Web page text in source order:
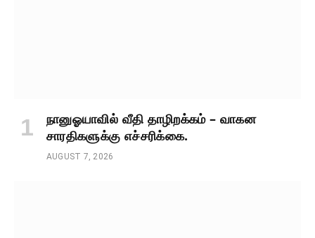
நானுஓயாவில் வீதி தாழிறக்கம் – வாகன
சாரதிகளுக்கு எச்சரிக்கை.
AUGUST 7, 2026